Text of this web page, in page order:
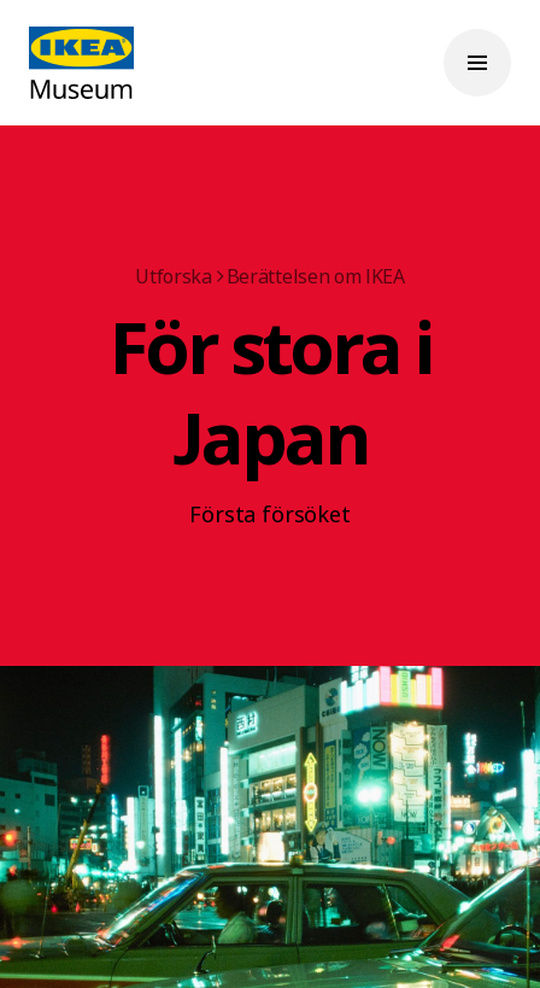
Utforska Berättelsen om IKEA
För stora i
Japan
Första försöket